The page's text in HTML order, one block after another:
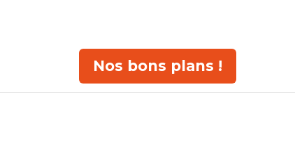
Nos bons plans !